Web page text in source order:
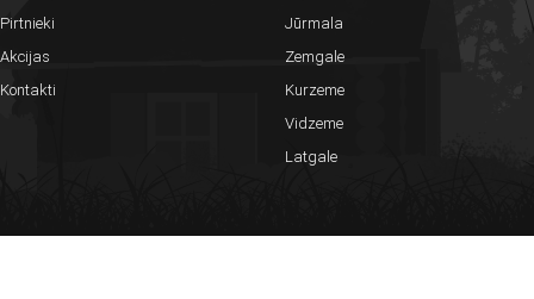
Pirtnieki
Akcijas
Kontakti
Jūrmala
Zemgale
Kurzeme
Vidzeme
Latgale